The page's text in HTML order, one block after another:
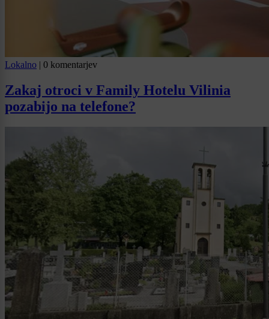
Lokalno 0 komentarjev
Zakaj otroci v Family Hotelu Vilinia
pozabijo na telefone?